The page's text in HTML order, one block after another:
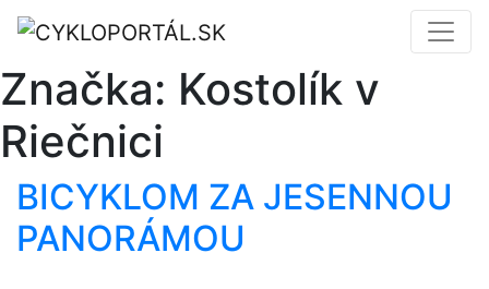
Značka: Kostolík v
Riečnici
BICYKLOM ZA JESENNOU
PANORÁMOU